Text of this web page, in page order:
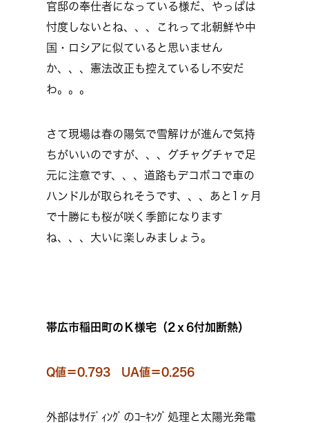
官邸の奉仕者になっている様だ、やっぱは
忖度しないとね、、、これって北朝鮮や中
国・ロシアに似ていると思いません
か、、、憲法改正も控えているし不安だ
わ。。。
さて現場は春の陽気で雪解けが進んで気持
ちがいいのですが、、、グチャグチャで足
元に注意です、、、道路もデコボコで車の
ハンドルが取られそうです、、、あと1ヶ月
で十勝にも桜が咲く季節になります
ね、、、大いに楽しみましょう。
帯広市稲田町のＫ様宅（2ｘ6付加断熱）
Q値＝0.793 UA値＝0.256
外部はｻｲﾃﾞｨﾝｸﾞのｺｰｷﾝｸﾞ処理と太陽光発電